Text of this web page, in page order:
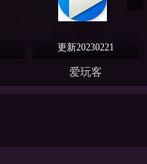
更新20230221
爱玩客